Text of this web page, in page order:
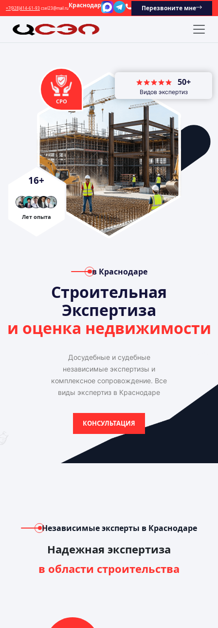
+7(928)414-61-93 csel23@mail.ruКраснодар Перезвоните мне
в Краснодаре
Строительная
Экспертиза
и оценка недвижимости
Досудебные и судебные
независимые экспертизы и
комплексное сопровождение. Все
виды экспертиз в Краснодаре
КОНСУЛЬТАЦИЯ
16+
Лет опыта
СРО
50+
Видов экспертиз
Независимые эксперты в Краснодаре
Надежная экспертиза
в области строительства